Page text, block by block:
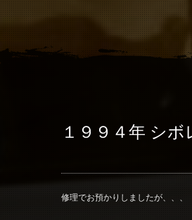
１９９４年 シ
修理でお預かりしましたが、、、